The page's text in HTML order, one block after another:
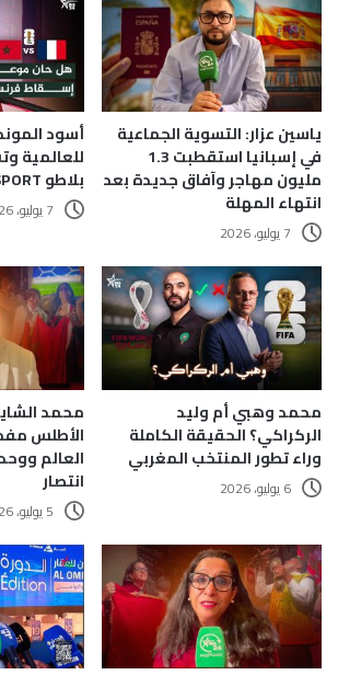
ياسين عزار: التسوية الجماعية
في إسبانيا استقطبت 1.3
مليون مهاجر وآفاق جديدة بعد
انتهاء المهلة
7 يوليو، 2026
أسود
للعالمية
بلاطو SPORT
7 يوليو، 2026
محمد وهبي أم وليد
الركراكي؟ الحقيقة الكاملة
وراء تطور المنتخب المغربي
6 يوليو، 2026
محمد
الأطلس
العالم
انتصار
5 يوليو، 2026